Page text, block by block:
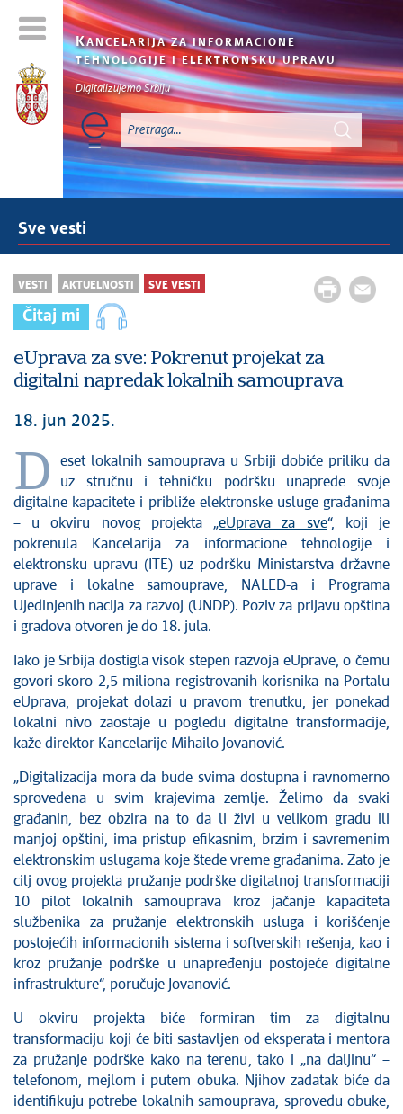
KANCELARIJA ZA INFORMACIONE
TEHNOLOGIJE I ELEKTRONSKU UPRAVU
Digitalizujemo Srbiju
Sve vesti
VESTI AKTUELNOSTI SVE VESTI
Čitaj mi
eUprava za sve: Pokrenut projekat za
digitalni napredak lokalnih samouprava
18. jun 2025.
D
eset lokalnih samouprava u Srbiji dobiće priliku da
uz stručnu i tehničku podršku unaprede svoje
digitalne kapacitete i približe elektronske usluge građanima
– u okviru novog projekta „eUprava za sve“, koji je
pokrenula Kancelarija za informacione tehnologije i
elektronsku upravu (ITE) uz podršku Ministarstva državne
uprave i lokalne samouprave, NALED-a i Programa
Ujedinjenih nacija za razvoj (UNDP). Poziv za prijavu opština
i gradova otvoren je do 18. jula.
Iako je Srbija dostigla visok stepen razvoja eUprave, o čemu
govori skoro 2,5 miliona registrovanih korisnika na Portalu
eUprava, projekat dolazi u pravom trenutku, jer ponekad
lokalni nivo zaostaje u pogledu digitalne transformacije,
kaže direktor Kancelarije Mihailo Jovanović.
„Digitalizacija mora da bude svima dostupna i ravnomerno
sprovedena u svim krajevima zemlje. Želimo da svaki
građanin, bez obzira na to da li živi u velikom gradu ili
manjoj opštini, ima pristup efikasnim, brzim i savremenim
elektronskim uslugama koje štede vreme građanima. Zato je
cilj ovog projekta pružanje podrške digitalnoj transformaciji
10 pilot lokalnih samouprava kroz jačanje kapaciteta
službenika za pružanje elektronskih usluga i korišćenje
postojećih informacionih sistema i softverskih rešenja, kao i
kroz pružanje podrške u unapređenju postojeće digitalne
infrastrukture“, poručuje Jovanović.
U okviru projekta biće formiran tim za digitalnu
transformaciju koji će biti sastavljen od eksperata i mentora
za pružanje podrške kako na terenu, tako i „na daljinu“ –
telefonom, mejlom i putem obuka. Njihov zadatak biće da
identifikuju potrebe lokalnih samouprava, sprovedu obuke,